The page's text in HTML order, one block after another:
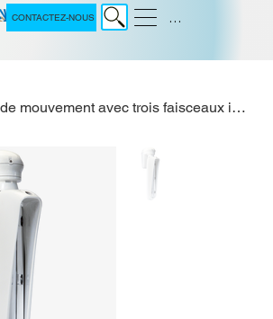
Menu
CONTACTEZ-NOUS
WL/15 Détecteur de mouvement avec trois faisceaux infrarouge